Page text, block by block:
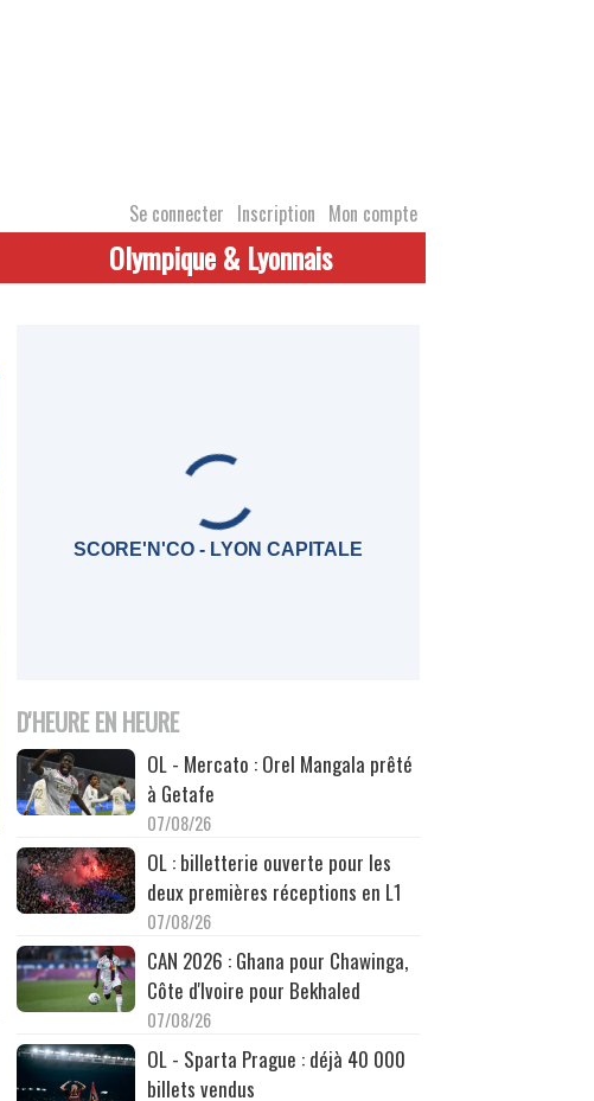
Se connecter Inscription Mon compte
Olympique & Lyonnais
SCORE'N'CO - LYON CAPITALE
D'HEURE EN HEURE
OL - Mercato : Orel Mangala prêté
à Getafe
07/08/26
OL : billetterie ouverte pour les
deux premières réceptions en L1
07/08/26
CAN 2026 : Ghana pour Chawinga,
Côte d'Ivoire pour Bekhaled
07/08/26
OL - Sparta Prague : déjà 40 000
billets vendus